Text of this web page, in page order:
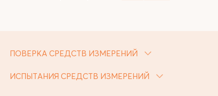
ПОВЕРКА СРЕДСТВ ИЗМЕРЕНИЙ
ИСПЫТАНИЯ СРЕДСТВ ИЗМЕРЕНИЙ